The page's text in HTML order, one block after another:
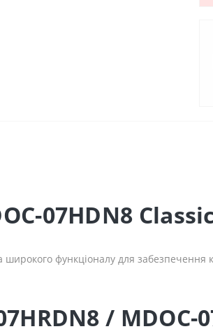
07HDN8
широкого функціоналу для
/ MDOC-